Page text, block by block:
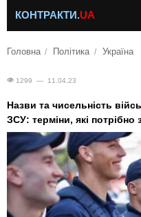
КОНТРАКТИ.UA
Головна Політика Україна
1299 — 11.04.23
Назви та чисельність
ЗСУ: терміни, які потрібно